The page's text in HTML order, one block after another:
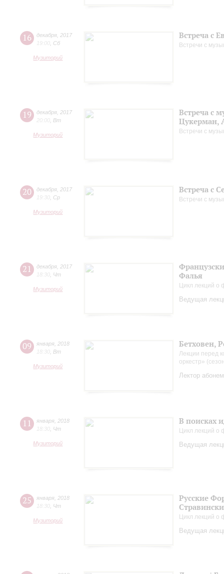
16 декабря 2017
19:00 Сб
Музиторий
Встреча с
Встречи с
19 декабря 2017
20:00 Вт
Музиторий
Встреча с
Цукерман,
Встречи с
20 декабря 2017
19:30 Ср
Музиторий
Встреча с
Встречи с
21 декабря 2017
18:30 Чт
Музиторий
Фалья
Цикл лекций о
Ведущая
09 января 2018
18:30 Вт
Музиторий
Бетховен,
Лекции перед
оркестр»
Лектор
11 января 2018
18:30 Чт
Музиторий
В поисках
Цикл лекций о
Ведущая
25 января 2018
18:30 Чт
Музиторий
Русские
Цикл лекций о
Ведущая